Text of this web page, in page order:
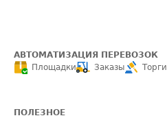
АВТОМАТИЗАЦИЯ ПЕРЕВОЗОК
Площадки
Заказы Торги
ПОЛЕЗНОЕ